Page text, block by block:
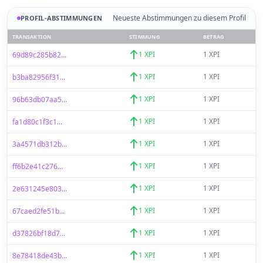
PROFIL-ABSTIMMUNGEN Neueste Abstimmungen zu diesem Profil
TRANSAKTION STIMMUNG BETRAG
69d89c285b82... 1 XPI 1 XPI
b3ba82956f31... 1 XPI 1 XPI
96b63db07aa5... 1 XPI 1 XPI
fa1d80c1f3c1... 1 XPI 1 XPI
3a4571db312b... 1 XPI 1 XPI
ff6b2e41c276... 1 XPI 1 XPI
2e631245e803... 1 XPI 1 XPI
67caed2fe51b... 1 XPI 1 XPI
d37826bf18d7... 1 XPI 1 XPI
8e78418de43b... 1 XPI 1 XPI